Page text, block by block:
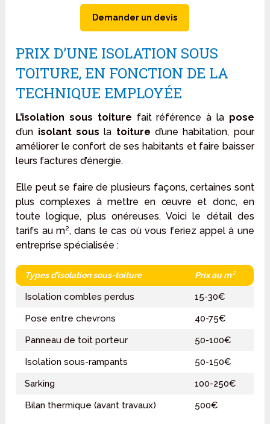
Demander un devis
PRIX D’UNE ISOLATION SOUS
TOITURE, EN FONCTION DE LA
TECHNIQUE EMPLOYÉE
L’isolation sous toiture fait référence à la pose
d’un isolant sous la toiture d’une habitation, pour
améliorer le confort de ses habitants et faire baisser
leurs factures d’énergie.
Elle peut se faire de plusieurs façons, certaines sont
plus complexes à mettre en œuvre et donc, en
toute logique, plus onéreuses. Voici le détail des
tarifs au m², dans le cas où vous feriez appel à une
entreprise spécialisée :
Types d’isolation sous-toiture Prix au m²
Isolation combles perdus
15-30€
Pose entre chevrons
40-75€
Panneau de toit porteur
50-100€
Isolation sous-rampants
50-150€
Sarking
100-250€
Bilan thermique (avant travaux)
500€